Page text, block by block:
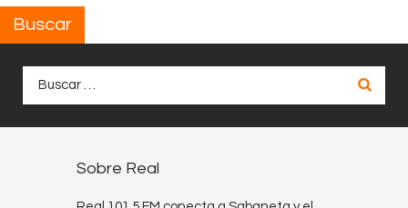
Buscar
Sobre Real